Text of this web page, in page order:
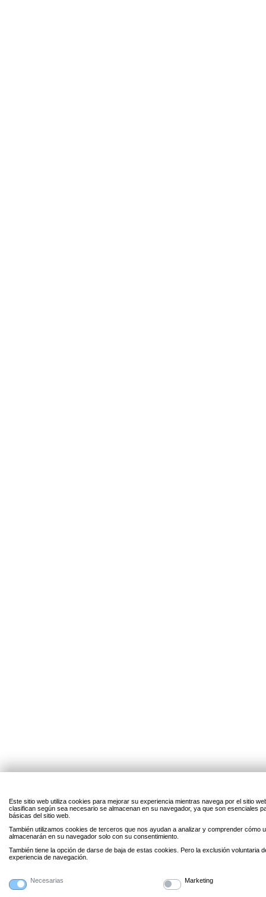
Este sitio web utiliza cookies para mejorar su experiencia mientras navega por el sitio
clasifican según sea necesario se almacenan en su navegador, ya que son esenciales
básicas del sitio web.
También utilizamos cookies de terceros que nos ayudan a analizar y comprender cómo
almacenarán en su navegador solo con su consentimiento.
También tiene la opción de darse de baja de estas cookies. Pero la exclusión voluntaria
experiencia de navegación.
Necesarias Marketing